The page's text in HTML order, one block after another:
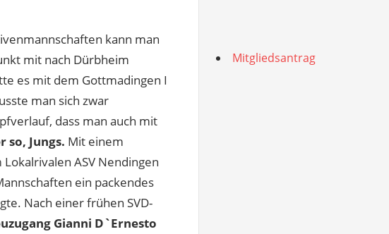
kann man
mit nach Dürbheim
es mit dem Gottmadingen I
man sich zwar
dass man auch mit
so, Jungs. Mit einem
ASV Nendingen
ein packendes
Nach einer frühen SVD-
Gianni D`Ernesto
Mitgliedsantrag